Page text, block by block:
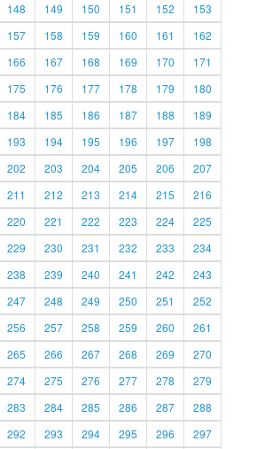
148 149 150 151 152
153
157 158 159 160 161
162
166 167 168 169 170
171
175 176 177 178 179
180
184 185 186 187 188
189
193 194 195 196 197
198
202 203 204 205 206
207
211 212 213 214 215
216
220 221 222 223 224
225
229 230 231 232 233
234
238 239 240 241 242
243
247 248 249 250 251
252
256 257 258 259 260
261
265 266 267 268 269
270
274 275 276 277 278
279
283 284 285 286 287
288
292 293 294 295 296 297